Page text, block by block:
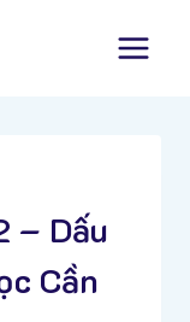
– Dấu
Cần